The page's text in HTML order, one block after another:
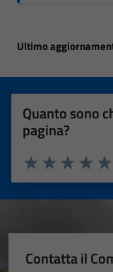
Ultimo
Quanto sono
pagina?
Valuta
Valuta 3
Valuta 2 stelle
Valuta 1 stelle su 5
Contatta il